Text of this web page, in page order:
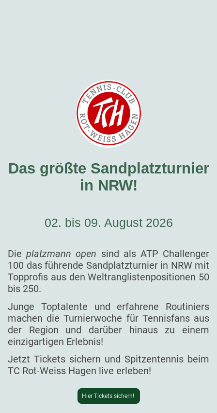
Das größte Sandplatzturnier
in NRW!
02. bis 09. August 2026
Dieplatzmann open sind als ATP Challenger
100 das führende Sandplatzturnier in NRW mit
Topprofis aus den Weltranglistenpositionen 50
bis 250.
Junge Toptalente und erfahrene Routiniers
machen die Turnierwoche für Tennisfans aus
der Region und darüber hinaus zu einem
einzigartigen Erlebnis!
Jetzt Tickets sichern und Spitzentennis beim
TC Rot-Weiss Hagen live erleben!
Hier Tickets sichern!